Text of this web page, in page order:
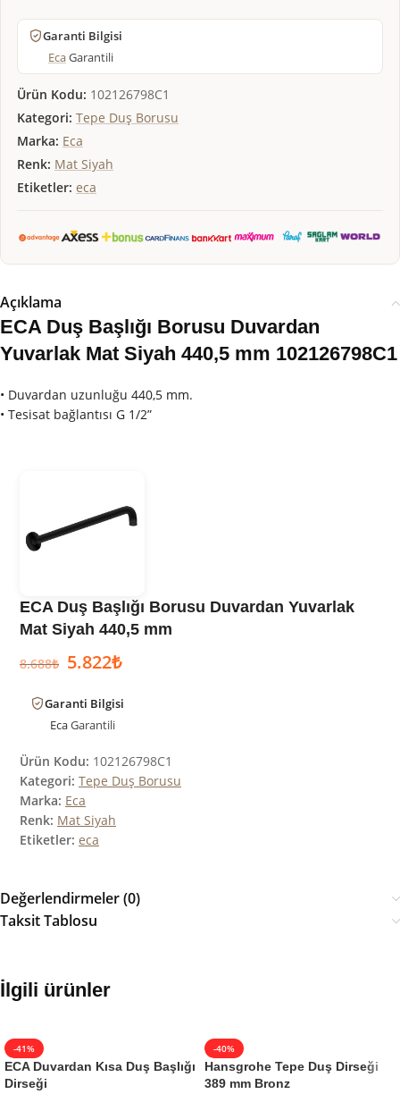
Garanti Bilgisi
EcaGarantili
Ürün Kodu: 102126798C1
Kategori: Tepe Duş Borusu
Marka: Eca
Renk: Mat Siyah
Etiketler: eca
Açıklama
ECA Duş Başlığı Borusu Duvardan
Yuvarlak Mat Siyah 440,5 mm 102126798C1
• Duvardan uzunluğu 440,5 mm.
• Tesisat bağlantısı G 1/2”
ECA Duş Başlığı Borusu Duvardan Yuvarlak
Mat Siyah 440,5 mm
8.688₺ 5.822₺
Garanti Bilgisi
EcaGarantili
Ürün Kodu: 102126798C1
Kategori: Tepe Duş Borusu
Marka: Eca
Renk: Mat Siyah
Etiketler: eca
Değerlendirmeler (0)
Taksit Tablosu
İlgili ürünler
-41%
ECA Duvardan Kısa Duş Başlığı
Dirseği
-40%
Hansgrohe Tepe Duş Dirseği
389 mm Bronz